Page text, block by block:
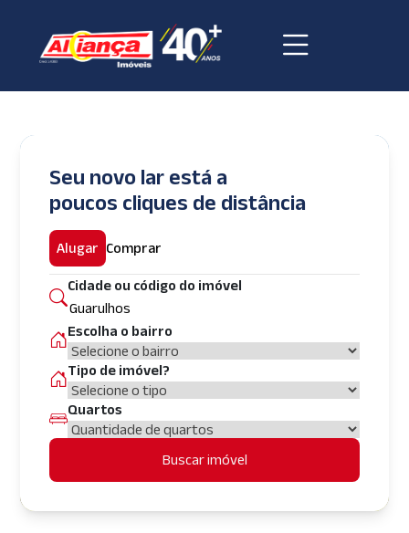
Seu novo lar está a
poucos cliques de distância
Alugar Comprar
Cidade ou código do imóvel
Escolha o bairro
Tipo de imóvel?
Quartos
Buscar imóvel